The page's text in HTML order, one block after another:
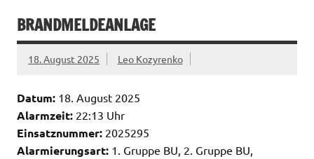
BRANDMELDEANLAGE
18. August 2025 Leo Kozyrenko
Datum: 18. August 2025
Alarmzeit: 22:13 Uhr
Einsatznummer: 2025295
Alarmierungsart: 1. Gruppe BU, 2. Gruppe BU,